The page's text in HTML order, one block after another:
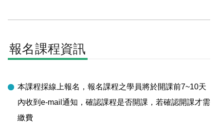
報名課程資訊
本課程採線上報名，報名課程之學員將於開課前7~10天
內收到e-mail通知，確認課程是否開課，若確認開課才需
繳費